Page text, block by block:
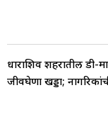
धाराशिव शहरातील डी-
जीवघेणा खड्डा;